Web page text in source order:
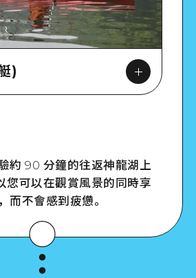
)
約 90 分鐘的往返神龍湖上
您可以在觀賞風景的同時享
而不會感到疲憊。